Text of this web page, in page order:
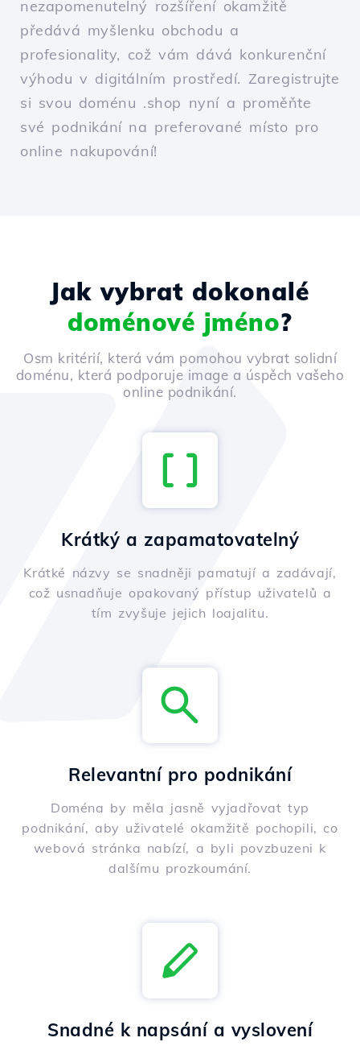
nezapomenutelný rozšíření okamžitě
předává myšlenku obchodu a
profesionality, což vám dává konkurenční
výhodu v digitálním prostředí. Zaregistrujte
si svou doménu .shop nyní a proměňte
své podnikání na preferované místo pro
online nakupování!
Jak vybrat dokonalé
doménové jméno?
Osm kritérií, která vám pomohou vybrat solidní
doménu, která podporuje image a úspěch vašeho
online podnikání.
Krátký a zapamatovatelný
Krátké názvy se snadněji pamatují a zadávají,
což usnadňuje opakovaný přístup uživatelů a
tím zvyšuje jejich loajalitu.
Relevantní pro podnikání
Doména by měla jasně vyjadřovat typ
podnikání, aby uživatelé okamžitě pochopili, co
webová stránka nabízí, a byli povzbuzeni k
dalšímu prozkoumání.
Snadné k napsání a vyslovení